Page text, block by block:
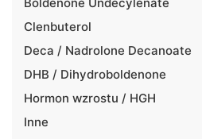
Clenbuterol
Deca / Nadrolone Decanoate
DHB / Dihydroboldenone
Hormon wzrostu / HGH
Inne